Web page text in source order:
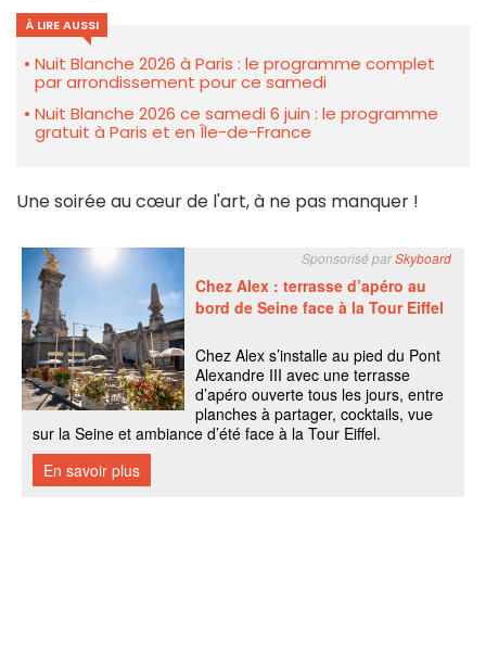
À LIRE AUSSI
Nuit Blanche 2026 à Paris : le programme complet
par arrondissement pour ce samedi
Nuit Blanche 2026 ce samedi 6 juin : le programme
gratuit à Paris et en Île-de-France
Une soirée au cœur de l'art, à ne pas manquer !